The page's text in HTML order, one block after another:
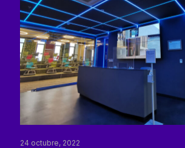
24 octubre, 2022